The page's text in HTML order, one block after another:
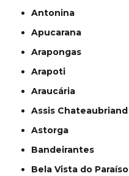
Antonina
Apucarana
Arapongas
Arapoti
Araucária
Assis Chateaubriand
Astorga
Bandeirantes
Bela Vista do Paraíso